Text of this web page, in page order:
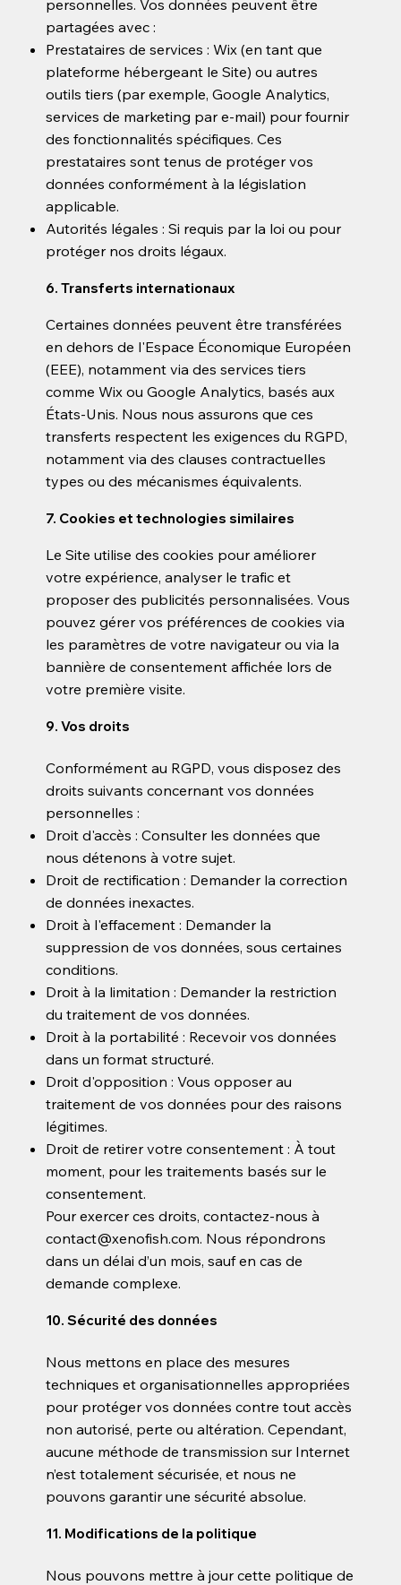
personnelles. Vos données peuvent être
partagées avec :
Prestataires de services : Wix (en tant que
plateforme hébergeant le Site) ou autres
outils tiers (par exemple, Google Analytics,
services de marketing par e-mail) pour fournir
des fonctionnalités spécifiques. Ces
prestataires sont tenus de protéger vos
données conformément à la législation
applicable.
Autorités légales : Si requis par la loi ou pour
protéger nos droits légaux.
6. Transferts internationaux
Certaines données peuvent être transférées
en dehors de l'Espace Économique Européen
(EEE), notamment via des services tiers
comme Wix ou Google Analytics, basés aux
États-Unis. Nous nous assurons que ces
transferts respectent les exigences du RGPD,
notamment via des clauses contractuelles
types ou des mécanismes équivalents.
7. Cookies et technologies similaires
Le Site utilise des cookies pour améliorer
votre expérience, analyser le trafic et
proposer des publicités personnalisées. Vous
pouvez gérer vos préférences de cookies via
les paramètres de votre navigateur ou via la
bannière de consentement affichée lors de
votre première visite.
9. Vos droits
Conformément au RGPD, vous disposez des
droits suivants concernant vos données
personnelles :
Droit d'accès : Consulter les données que
nous détenons à votre sujet.
Droit de rectification : Demander la correction
de données inexactes.
Droit à l'effacement : Demander la
suppression de vos données, sous certaines
conditions.
Droit à la limitation : Demander la restriction
du traitement de vos données.
Droit à la portabilité : Recevoir vos données
dans un format structuré.
Droit d'opposition : Vous opposer au
traitement de vos données pour des raisons
légitimes.
Droit de retirer votre consentement : À tout
moment, pour les traitements basés sur le
consentement.
Pour exercer ces droits, contactez-nous à
contact@xenofish.com. Nous répondrons
dans un délai d’un mois, sauf en cas de
demande complexe.
10. Sécurité des données
Nous mettons en place des mesures
techniques et organisationnelles appropriées
pour protéger vos données contre tout accès
non autorisé, perte ou altération. Cependant,
aucune méthode de transmission sur Internet
n’est totalement sécurisée, et nous ne
pouvons garantir une sécurité absolue.
11. Modifications de la politique
Nous pouvons mettre à jour cette politique de